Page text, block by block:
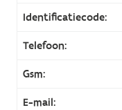
Identificatiecode:
Telefoon:
Gsm:
E-mail: